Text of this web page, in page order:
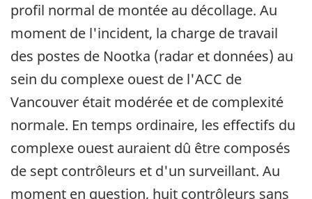
profil normal de montée au décollage. Au
moment de l'incident, la charge de travail
des postes de Nootka (radar et données) au
sein du complexe ouest de l'ACC de
Vancouver était modérée et de complexité
normale. En temps ordinaire, les effectifs du
complexe ouest auraient dû être composés
de sept contrôleurs et d'un surveillant. Au
moment en question, huit contrôleurs sans